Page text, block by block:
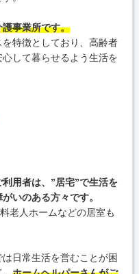
事業所です。
特徴としており、高齢者
して暮らせるよう生活を
用者は、”居宅”で生活を
がいのある方々です。
老人ホームなどの居室も
日常生活を営むことが困